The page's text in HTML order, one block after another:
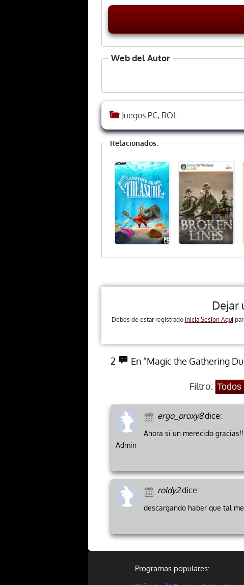
Web del Autor
Juegos PC, ROL
Relacionados:
Dejar
Debes de estar registrado Inicia Sesion Aqui
2 En “Magic the Gathering
Filtro:
ergo_proxy8dice:
Ahora si un merecido
Admin
roldy2dice:
descargando haber que tal
Programas populares: